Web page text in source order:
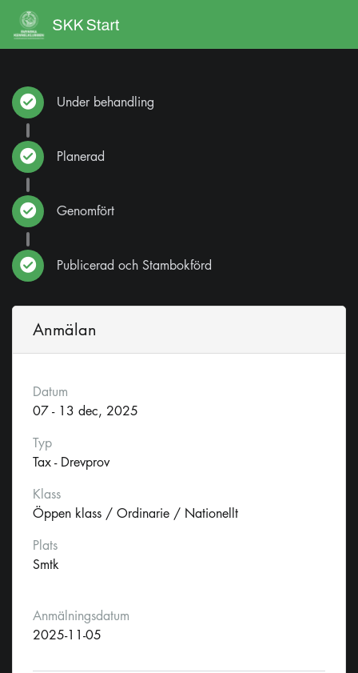
Under behandling
Planerad
Genomfört
Publicerad och Stambokförd
Anmälan
Datum
07 - 13 dec, 2025
Typ
Tax - Drevprov
Klass
Öppen klass / Ordinarie / Nationellt
Plats
Smtk
Anmälningsdatum
2025-11-05